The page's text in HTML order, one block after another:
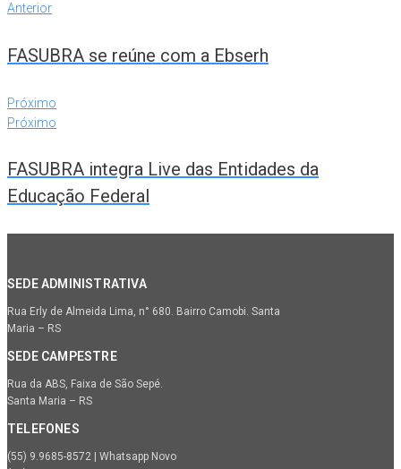
Anterior
FASUBRA se reúne com a Ebserh
Próximo
Próximo
FASUBRA integra Live das Entidades da
Educação Federal
SEDE ADMINISTRATIVA
Rua Erly de Almeida Lima, n° 680. Bairro Camobi. Santa
Maria – RS
SEDE CAMPESTRE
Rua da ABS, Faixa de São Sepé.
Santa Maria – RS
TELEFONES
(55) 9.9685-8572 | Whatsapp Novo